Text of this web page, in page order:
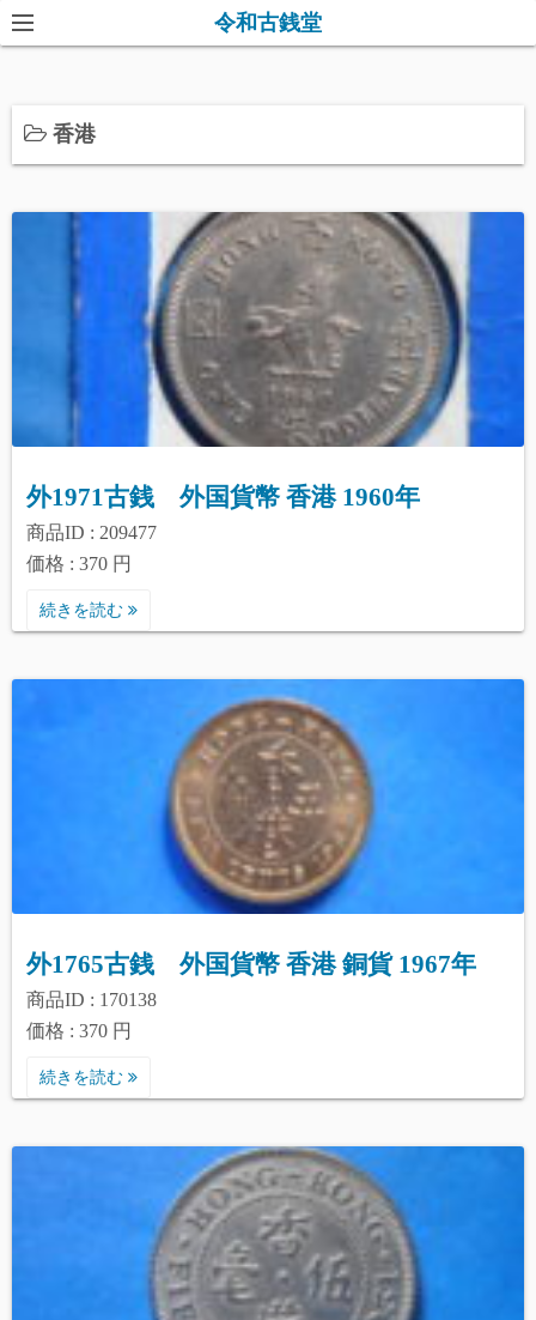
コ
ン
ン
へ
令和古銭堂
香港
外1971古銭 外国貨幣 香港 1960年
商品ID : 209477
価格 : 370 円
続きを読む
外1765古銭 外国貨幣 香港 銅貨 1967年
商品ID : 170138
価格 : 370 円
続きを読む